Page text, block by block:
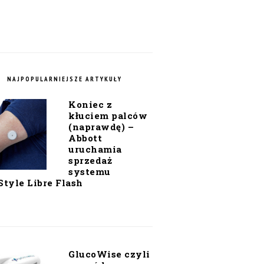
NAJPOPULARNIEJSZE ARTYKUŁY
Koniec z
kłuciem palców
(naprawdę) –
Abbott
uruchamia
sprzedaż
systemu
Libre Flash
GlucoWise czyli